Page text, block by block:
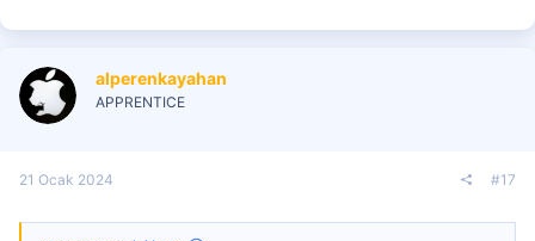
alperenkayahan
APPRENTICE
21 Ocak 2024 #17